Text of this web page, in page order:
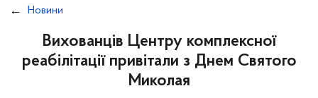
Новини
Вихованців Центру комплексної
реабілітації привітали з Днем Святого
Миколая